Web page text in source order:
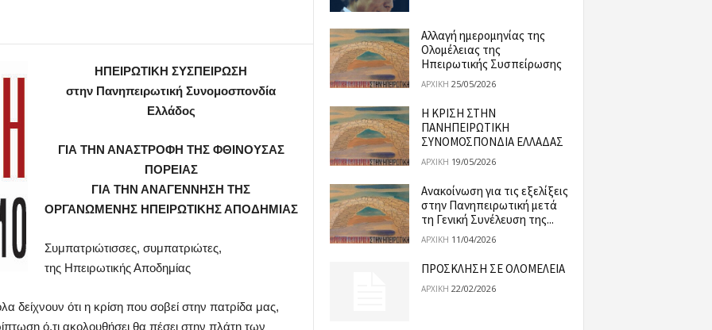
ΗΠΕΙΡΩΤΙΚΗ ΣΥΣΠΕΙΡΩΣΗ
στην Πανηπειρωτική Συνομοσπονδία
Ελλάδος
ΓΙΑ ΤΗΝ ΑΝΑΣΤΡΟΦΗ ΤΗΣ ΦΘΙΝΟΥΣΑΣ
ΠΟΡΕΙΑΣ
ΓΙΑ ΤΗΝ ΑΝΑΓΕΝΝΗΣΗ ΤΗΣ
ΟΡΓΑΝΩΜΕΝΗΣ ΗΠΕΙΡΩΤΙΚΗΣ ΑΠΟΔΗΜΙΑΣ
Συμπατριώτισσες, συμπατριώτες,
της Ηπειρωτικής Αποδημίας
δείχνουν ότι η κρίση που σοβεί στην πατρίδα μας,
ό,τι ακολουθήσει θα πέσει στην πλάτη των
Αλλαγή ημερομηνίας της
Ολομέλειας της
Ηπειρωτικής Συσπείρωσης
ΑΡΧΙΚΉ 25/05/2026
Η ΚΡΙΣΗ ΣΤΗΝ
ΠΑΝΗΠΕΙΡΩΤΙΚΗ
ΣΥΝΟΜΟΣΠΟΝΔΙΑ ΕΛΛΑΔΑΣ
ΑΡΧΙΚΉ 19/05/2026
Ανακοίνωση για τις εξελίξεις
στην Πανηπειρωτική μετά
τη Γενική Συνέλευση της...
ΑΡΧΙΚΉ 11/04/2026
ΠΡΟΣΚΛΗΣΗ ΣΕ ΟΛΟΜΕΛΕΙΑ
ΑΡΧΙΚΉ 22/02/2026